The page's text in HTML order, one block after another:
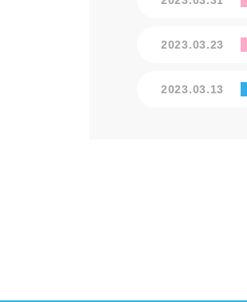
2023.03.23
2023.03.13